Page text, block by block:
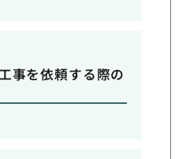
事を依頼する際の